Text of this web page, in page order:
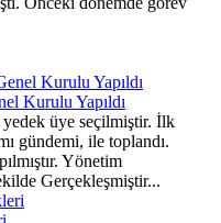
Kurulu Yapıldı
yedek üye seçilmiştir. İlk
gündemi, ile toplandı.
Yönetim
Gerçekleşmiştir...